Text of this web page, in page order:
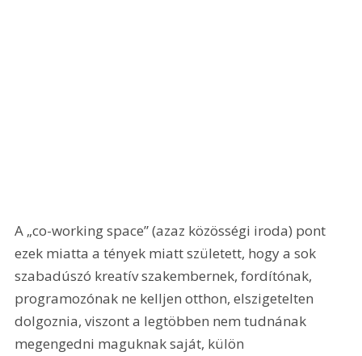
A „co-working space” (azaz közösségi iroda) pont
ezek miatta a tények miatt született, hogy a sok
szabadúszó kreatív szakembernek, fordítónak,
programozónak ne kelljen otthon, elszigetelten
dolgoznia, viszont a legtöbben nem tudnának
megengedni maguknak saját, külön